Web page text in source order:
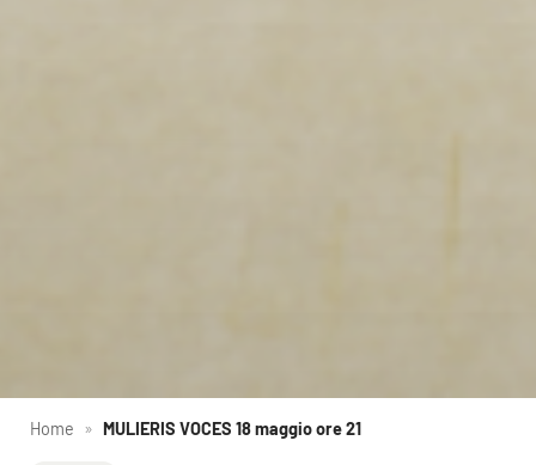
Home » MULIERIS VOCES 18 maggio ore 21